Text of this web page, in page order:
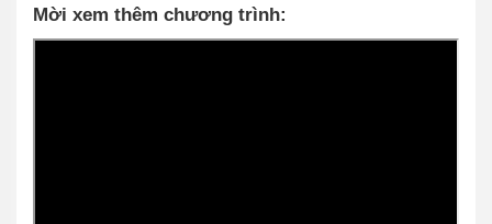
Mời xem thêm chương trình: